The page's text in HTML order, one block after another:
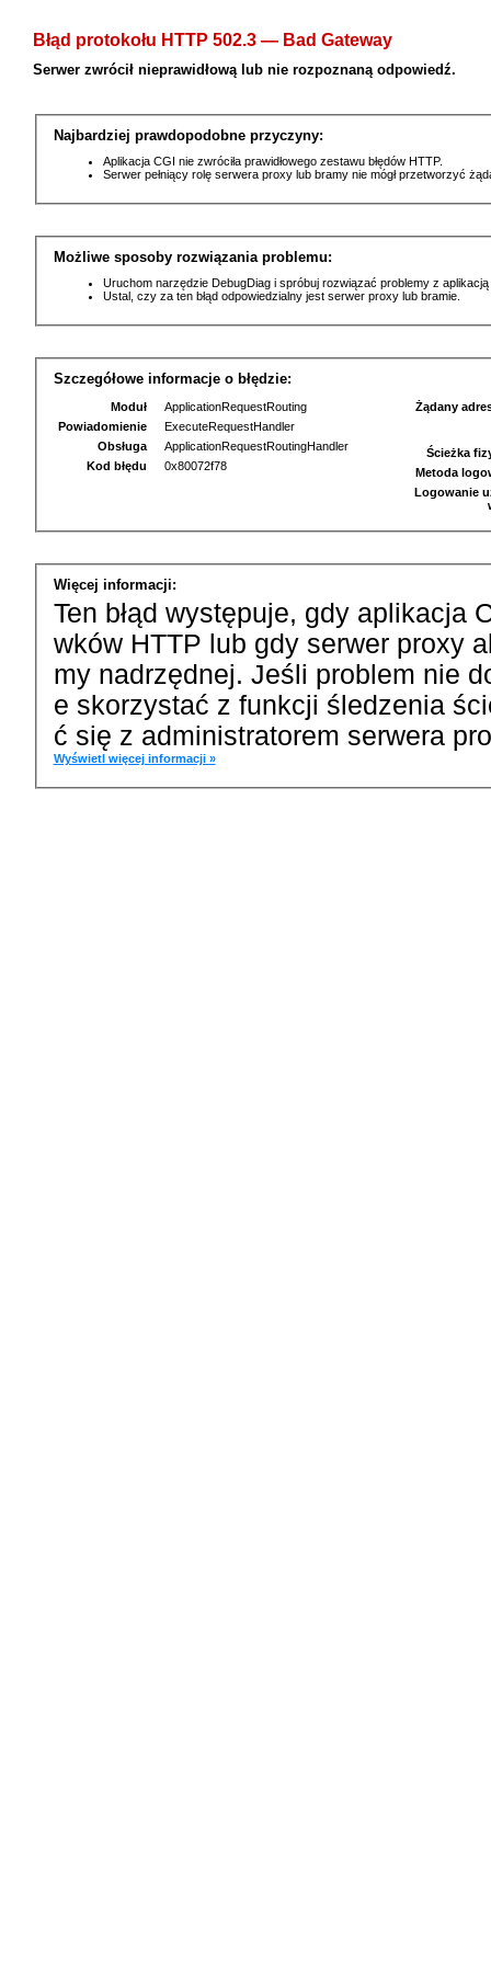
Błąd protokołu HTTP 502.3 — Bad Gateway
Serwer zwrócił nieprawidłową lub nie rozpoznaną odpowiedź.
Najbardziej prawdopodobne przyczyny:
Aplikacja CGI nie zwróciła prawidłowego zestawu błędów HTTP.
Serwer pełniący rolę serwera proxy lub bramy nie mógł przetworzyć
Możliwe sposoby rozwiązania problemu:
Uruchom narzędzie DebugDiag i spróbuj rozwiązać problemy z
Ustal, czy za ten błąd odpowiedzialny jest serwer proxy lub bramie.
Szczegółowe informacje o błędzie:
Moduł
ApplicationRequestRouting
Powiadomienie
ExecuteRequestHandler
Obsługa
ApplicationRequestRoutingHandler
Kod błędu
0x80072f78
Żądany
Ścieżka
Metoda
Logowanie
Więcej informacji:
Ten błąd występuje, gdy aplikacja
wków HTTP lub gdy serwer proxy
my nadrzędnej. Jeśli problem nie
e skorzystać z funkcji śledzenia
ć się z administratorem serwera
Wyświetl więcej informacji »